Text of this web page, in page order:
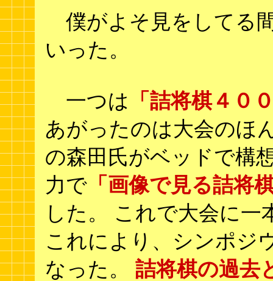
僕がよそ見をしてる
いった。
一つは 「詰将棋４０
あがったのは大会のほ
の森田氏がベッドで構
力で「画像で見る詰将
した。 これで大会に一
これにより、シンポジ
なった。 詰将棋の過去